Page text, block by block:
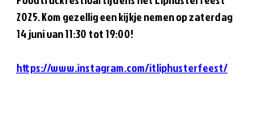
2025. Kom gezellig een kijkje nemen op zaterdag
14 juni van 11:30 tot 19:00!
https://www.instagram.com/itliphusterfeest/